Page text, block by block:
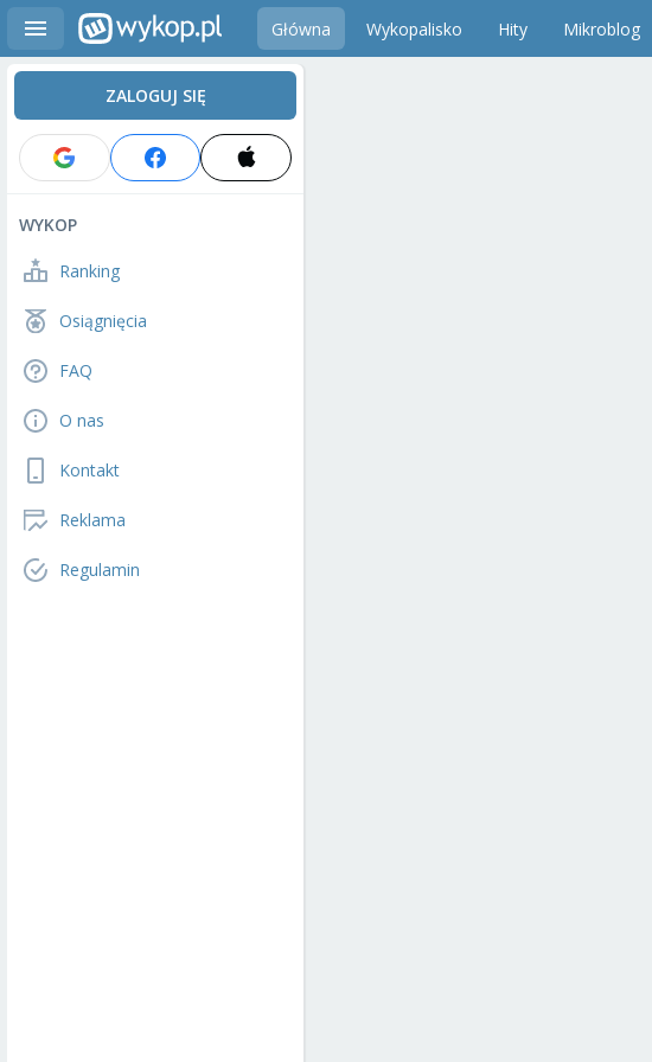
Główna Wykopalisko Hity Mikroblog
ZALOGUJ SIĘ
WYKOP
Ranking
Osiągnięcia
FAQ
O nas
Kontakt
Reklama
Regulamin